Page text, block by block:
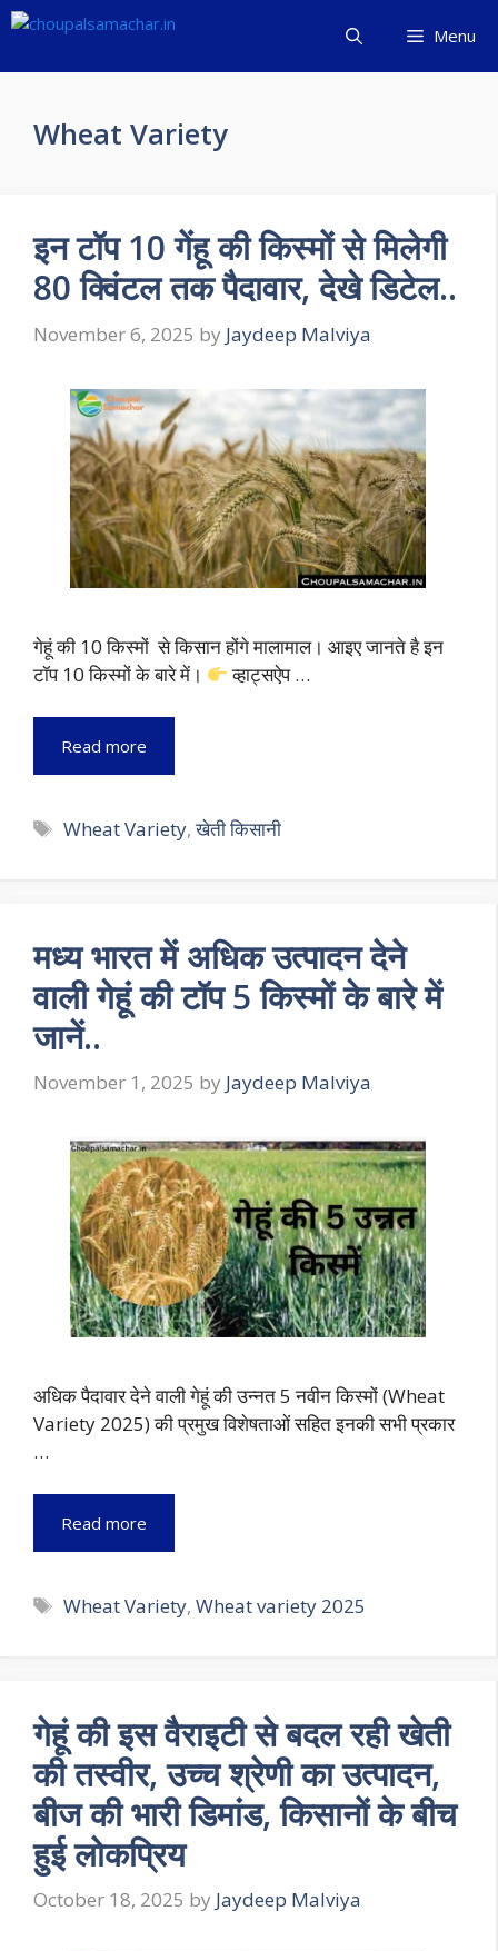
Skip
content
Menu
Wheat Variety
इन टॉप 10 गेंहू की किस्मों से मिलेगी
80 क्विंटल तक पैदावार, देखे डिटेल..
November 6, 2025 by Jaydeep Malviya
गेहूं की 10 किस्मों से किसान होंगे मालामाल। आइए जानते है इन
टॉप 10 किस्मों के बारे में।
व्हाट्सऐप …
Read more
Tags
Wheat Variety,खेती किसानी
मध्य भारत में अधिक उत्पादन देने
वाली गेहूं की टॉप 5 किस्मों के बारे में
जानें..
November 1, 2025 by Jaydeep Malviya
अधिक पैदावार देने वाली गेहूं की उन्नत 5 नवीन किस्मों (Wheat
Variety 2025) की प्रमुख विशेषताओं सहित इनकी सभी प्रकार
…
Read more
Tags
Wheat Variety,Wheat variety 2025
गेहूं की इस वैराइटी से बदल रही खेती
की तस्वीर, उच्च श्रेणी का उत्पादन,
बीज की भारी डिमांड, किसानों के बीच
हुई लोकप्रिय
October 18, 2025 by Jaydeep Malviya